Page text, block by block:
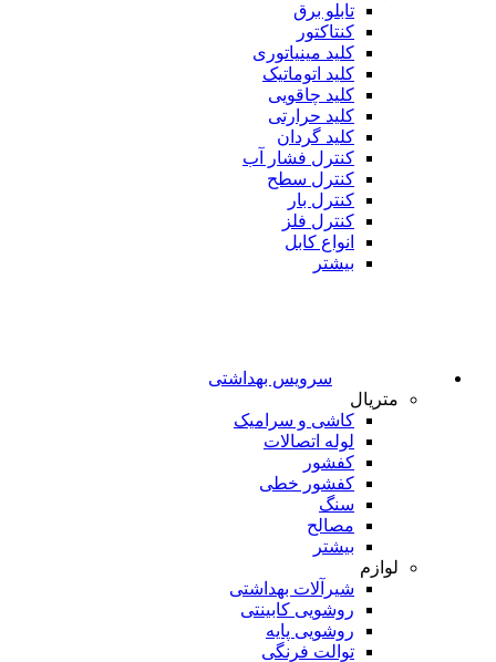
تابلو برق
کنتاکتور
کلید مینیاتوری
کلید اتوماتیک
کلید چاقویی
کلید حرارتی
کلید گردان
کنترل فشار آب
کنترل سطح
کنترل بار
کنترل فلز
انواع کابل
بیشتر
سرویس بهداشتی
متریال
کاشی و سرامیک
لوله اتصالات
کفشور
کفشور خطی
سنگ
مصالح
بیشتر
لوازم
شیرآلات بهداشتی
روشویی کابینتی
روشویی پایه
توالت فرنگی